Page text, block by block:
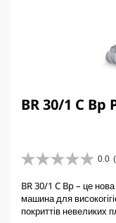
BR 30/1 C Bp
0.0
0
0
з
5
BR 30/1 C Bp – це
машина для
покриттів невеликих